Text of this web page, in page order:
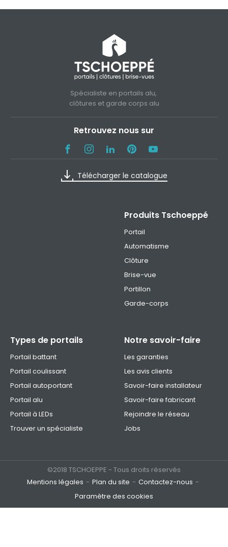
Spécialiste en portails alu,
clôtures et garde corps alu
Retrouvez nous sur
Télécharger le catalogue
Produits Tschoeppé
Portail
Automatisme
Clôture
Brise-vue
Portillon
Garde-corps
Types de portails
Portail battant
Portail coulissant
Portail autoportant
Portail alu
Portail à LEDs
Trouver un spécialiste
Notre savoir-faire
Les garanties
Les avis clients
Savoir-faire installateur
Savoir-faire fabricant
Rejoindre le réseau
Jobs
©2018 TSCHOEPPE - Tous droits réservés
Mentions légales
Plan du site
Contactez-nous
Paramètre des cookies